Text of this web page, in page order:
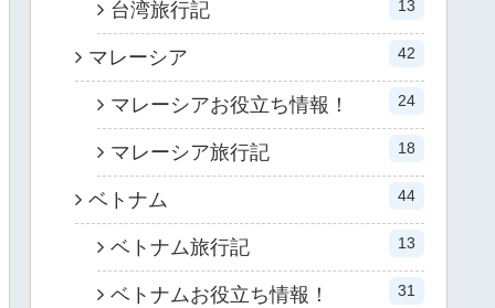
台湾旅行記 13
マレーシア 42
マレーシアお役立ち情報！ 24
マレーシア旅行記 18
ベトナム 44
ベトナム旅行記 13
ベトナムお役立ち情報！ 31